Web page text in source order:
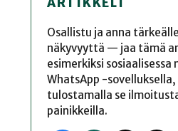
Osallistu ja anna
näkyvyyttä — jaa tämä
esimerkiksi sosiaalisessa
WhatsApp -
tulostamalla se
painikkeilla.